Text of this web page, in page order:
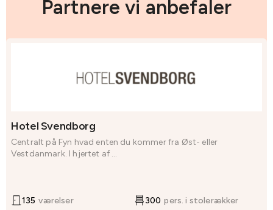
Partnere vi anbefaler
Hotel Svendborg
Centralt på Fyn hvad enten du kommer fra Øst- eller
Vestdanmark. I hjertet af ...
135 værelser 300 pers. i stolerækker